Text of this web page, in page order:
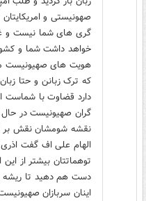
صهونیستی و
گری های شما نیست و
خواهد داشت شما و
هویت های صهیونیست
که ترک زبانن و حتا
دارد قضاوت با شماست
گران صهیونیست در حال
نقشه شومشان نقش بر
الهام علی اف گفت
توهماتتان بیشتر از
دست هم دهید تا ریشه
اینان سربازان